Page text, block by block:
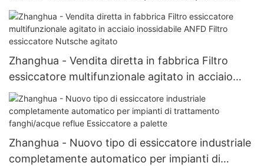
industriale chimico CSTR
Zhanghua - Vendita diretta in fabbrica Filtro
essiccatore multifunzionale agitato in acciaio
inossidabile ANFD Filtro essiccatore Nutsche
agitato
Zhanghua - Nuovo tipo di essiccatore industriale
completamente automatico per impianti di